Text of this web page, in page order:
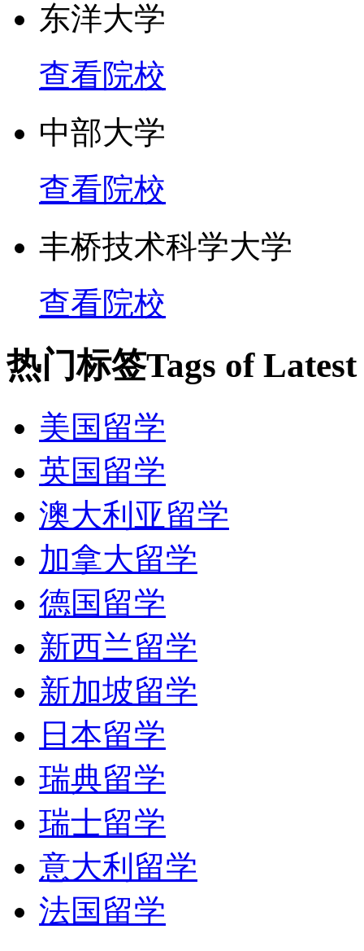
东洋大学
查看院校
中部大学
查看院校
丰桥技术科学大学
查看院校
热门标签Tags of Latest
美国留学
英国留学
澳大利亚留学
加拿大留学
德国留学
新西兰留学
新加坡留学
日本留学
瑞典留学
瑞士留学
意大利留学
法国留学